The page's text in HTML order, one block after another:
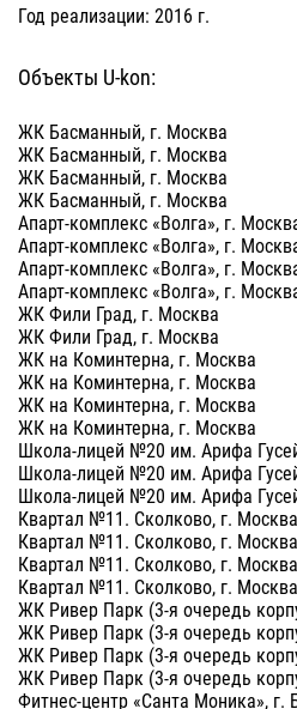
Год реализации: 2016 г.
Объекты U-kon:
ЖК Басманный, г. Москва
ЖК Басманный, г. Москва
ЖК Басманный, г. Москва
ЖК Басманный, г. Москва
Апарт-комплекс «Волга», г.
Апарт-комплекс «Волга», г.
Апарт-комплекс «Волга», г.
Апарт-комплекс «Волга», г.
ЖК Фили Град, г. Москва
ЖК Фили Град, г. Москва
ЖК на Коминтерна, г. Москва
ЖК на Коминтерна, г. Москва
ЖК на Коминтерна, г. Москва
ЖК на Коминтерна, г. Москва
Школа-лицей №20 им. Арифа
Школа-лицей №20 им. Арифа
Школа-лицей №20 им. Арифа
Квартал №11. Сколково, г. Москва
Квартал №11. Сколково, г. Москва
Квартал №11. Сколково, г. Москва
Квартал №11. Сколково, г. Москва
ЖК Ривер Парк (3-я очередь
ЖК Ривер Парк (3-я очередь
ЖК Ривер Парк (3-я очередь
ЖК Ривер Парк (3-я очередь
Фитнес-центр «Санта Моника», г.